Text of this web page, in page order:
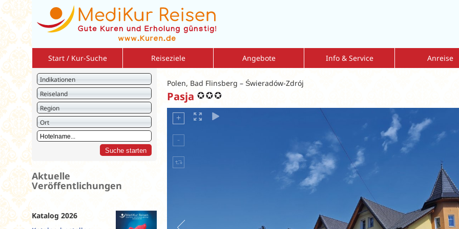
Start / Kur-Suche
Reiseziele
Bulgarien
Deutschland
Israel
Italien
Jordanien
Kreuzfahrten
Kroatien
Rumänien
Angebote
Sonderangebote
2 reisen = 1 zahlt
Kuren nach Indikationen
Stärkung der Atemwege
Info & Service
Dialyse vor Ort
Kataloge
Geschenkgutscheine
Newsletter
Aktuelle Informationen
Leitfaden Onlinebuchung
MediKur vor Ort
MediKur-App
Anreise
Indikationen
Reiseland
Region
Ort
Aktuelle
Veröffentlichungen
Katalog 2026
Polen, Bad Flinsberg – Świeradów-Zdrój
Pasja